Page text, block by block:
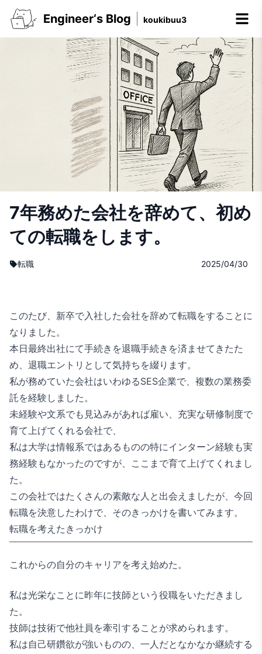
Engineer‘s Blog koukibuu3
7年務めた会社を辞めて、初め
ての転職をします。
転職 2025/04/30
このたび、新卒で入社した会社を辞めて転職をすることに
なりました。
本日最終出社にて手続きを退職手続きを済ませてきたた
め、退職エントリとして気持ちを綴ります。
私が務めていた会社はいわゆるSES企業で、複数の業務委
託を経験しました。
未経験や文系でも見込みがあれば雇い、充実な研修制度で
育て上げてくれる会社で、
私は大学は情報系ではあるものの特にインターン経験も実
務経験もなかったのですが、ここまで育て上げてくれまし
た。
この会社ではたくさんの素敵な人と出会えましたが、今回
転職を決意したわけで、そのきっかけを書いてみます。
転職を考えたきっかけ
これからの自分のキャリアを考え始めた。
私は光栄なことに昨年に技師という役職をいただきまし
た。
技師は技術で他社員を牽引することが求められます。
私は自己研鑽欲が強いものの、一人だとなかなか継続する